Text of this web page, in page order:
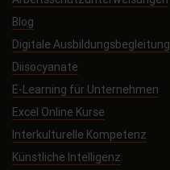
Blog
Digitale Ausbildungsbegleitung
Diisocyanate
E-Learning für Unternehmen
Excel Online Kurse
Interkulturelle Kompetenz
Künstliche Intelligenz